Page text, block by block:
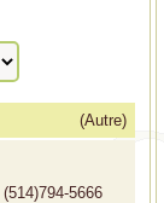
(Autre)
(514)794-5666